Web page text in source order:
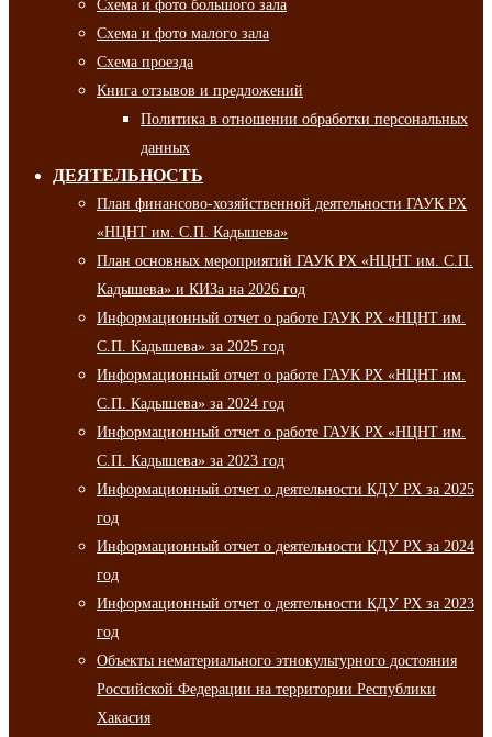
Схема и фото большого зала
Схема и фото малого зала
Схема проезда
Книга отзывов и предложений
Политика в отношении обработки персональных
данных
ДЕЯТЕЛЬНОСТЬ
План финансово-хозяйственной деятельности ГАУК РХ
«НЦНТ им. С.П. Кадышева»
План основных мероприятий ГАУК РХ «НЦНТ им. С.П.
Кадышева» и КИЗа на 2026 год
Информационный отчет о работе ГАУК РХ «НЦНТ им.
С.П. Кадышева» за 2025 год
Информационный отчет о работе ГАУК РХ «НЦНТ им.
С.П. Кадышева» за 2024 год
Информационный отчет о работе ГАУК РХ «НЦНТ им.
С.П. Кадышева» за 2023 год
Информационный отчет о деятельности КДУ РХ за 2025
год
Информационный отчет о деятельности КДУ РХ за 2024
год
Информационный отчет о деятельности КДУ РХ за 2023
год
Объекты нематериального этнокультурного достояния
Российской Федерации на территории Республики
Хакасия